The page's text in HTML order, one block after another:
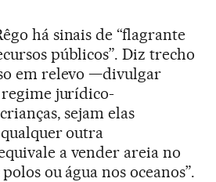
há sinais de “flagrante
públicos”. Diz trecho
em relevo —divulgar
regime jurídico-
sejam elas
outra
a vender areia no
ou água nos oceanos”.